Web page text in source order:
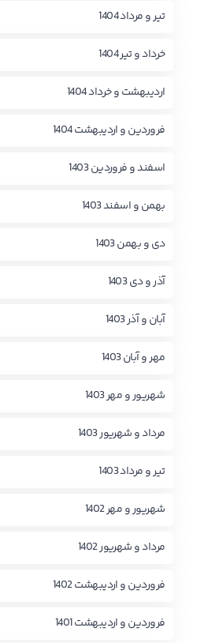
تیر و مرداد 1404
خرداد و تیر 1404
اردیبهشت و خرداد 1404
فروردین و اردیبهشت 1404
اسفند و فروردین 1403
بهمن و اسفند 1403
دی و بهمن 1403
آذر و دی 1403
آبان و آذر 1403
مهر و آبان 1403
شهریور و مهر 1403
مرداد و شهریور 1403
تیر و مرداد 1403
شهریور و مهر 1402
مرداد و شهریور 1402
فروردین و اردیبهشت 1402
فروردین و اردیبهشت 1401